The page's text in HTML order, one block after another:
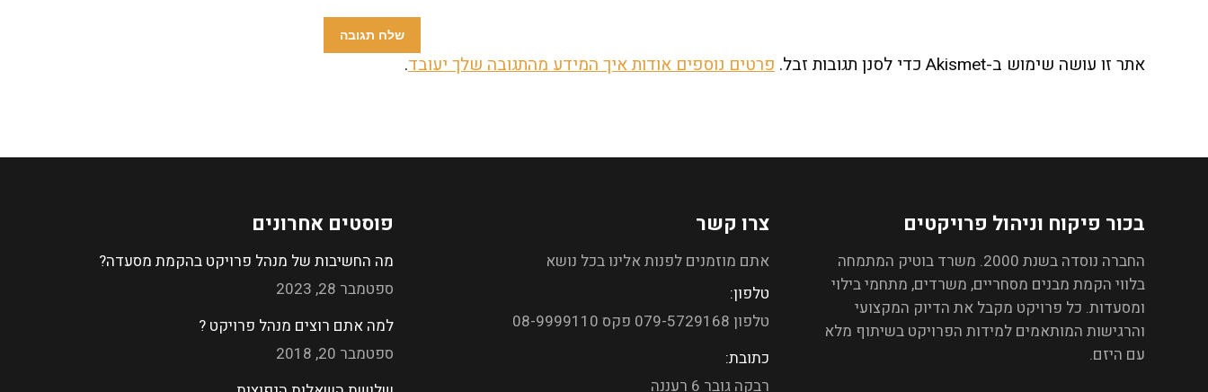
שלח תגובה
אתר זו עושה שימוש ב-Akismet כדי לסנן תגובות זבל. פרטים נוספים אודות איך המידע מהתגובה שלך יעובד.
בכור פיקוח וניהול פרויקטים
החברה נוסדה בשנת 2000. משרד בוטיק המתמחה
בלווי הקמת מבנים מסחריים, משרדים, מתחמי בילוי
ומסעדות. כל פרויקט מקבל את הדיוק המקצועי
והרגישות המותאמים למידות הפרויקט בשיתוף מלא
עם היזם.
צרו קשר
אתם מוזמנים לפנות אלינו בכל נושא
טלפון:
טלפון 079-5729168 פקס 08-9999110
כתובת:
רבקה גובר 6 רעננה
פוסטים אחרונים
מה החשיבות של מנהל פרויקט בהקמת מסעדה?
ספטמבר 28, 2023
למה אתם רוצים מנהל פרויקט ?
ספטמבר 20, 2018